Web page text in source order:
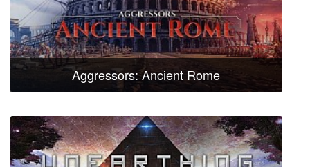
Aggressors: Ancient Rome